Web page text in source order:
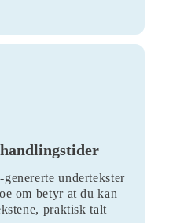
undertekster
om betyr at du kan
praktisk talt